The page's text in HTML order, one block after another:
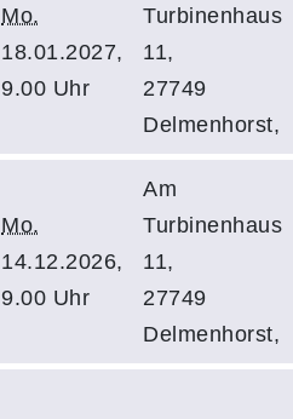
Mo.
18.01.2027,
9.00 Uhr
Turbinenhaus
11,
27749
Delmenhorst,
Mo.
14.12.2026,
9.00 Uhr
Am
Turbinenhaus
11,
27749
Delmenhorst,